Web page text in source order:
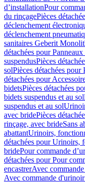
d’installationPour
du rinçagePièces
déclenchement
déclenchement
sanitaires Geberit
détachées pour
suspendusPièces
solPièces détachées pour
détachées pour
bidetsPièces détachées
bidets suspendus et au sol
suspendus et au sol
avec bridePièces
rinçage, avec brideSans
abattantUrinoirs,
détachées pour Urinoirs,
bridePour commande
détachées pour Pour
encastrerAvec
Avec commande